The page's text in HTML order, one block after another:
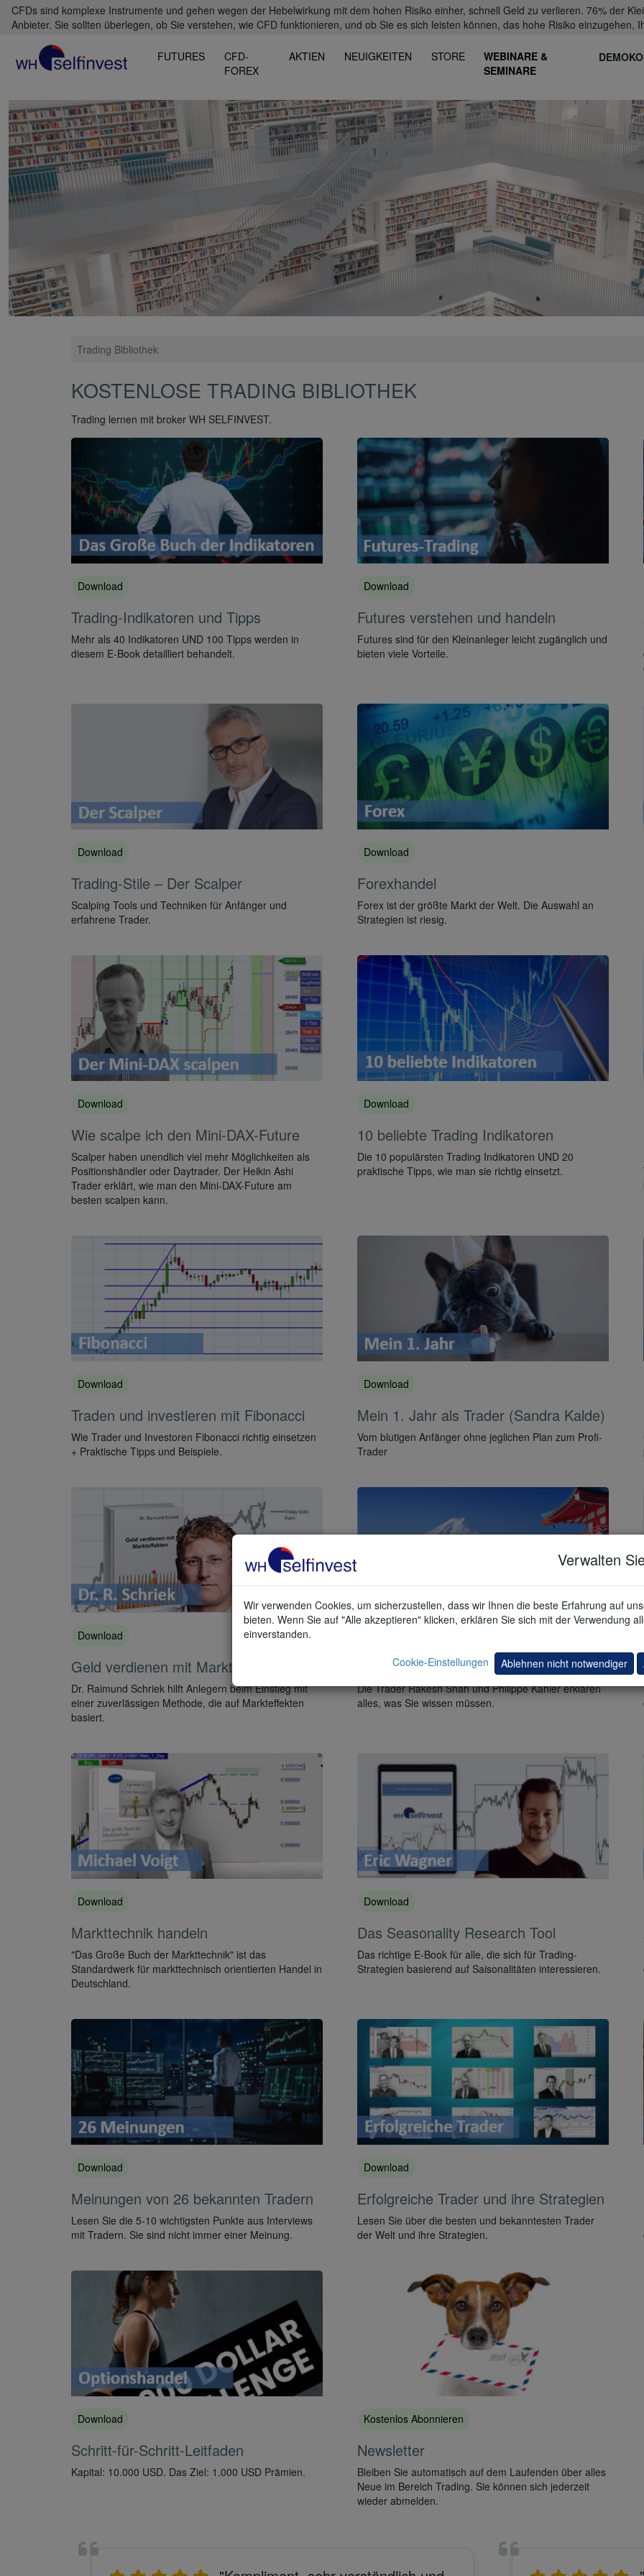
CFDs sind komplexe Instrumente und gehen wegen der Hebelwirkung mit dem hohen Risiko einher, schnell Geld zu verlieren. 76% der
Anbieter. Sie sollten überlegen, ob Sie verstehen, wie CFD funktionieren, und ob Sie es sich leisten können, das hohe Risiko einzugehen,
FUTURES
CFD-
FOREX
AKTIEN NEUIGKEITEN STORE
WEBINARE &
SEMINARE
Trading Bibliothek
KOSTENLOSE TRADING BIBLIOTHEK
Trading lernen mit broker WH SELFINVEST.
Download
Trading-Indikatoren und Tipps
Mehr als 40 Indikatoren UND 100 Tipps werden in
diesem E-Book detailliert behandelt.
Download
Futures verstehen und handeln
Futures sind für den Kleinanleger leicht zugänglich und
bieten viele Vorteile.
Download
Trading-Stile – Der Scalper
Scalping Tools und Techniken für Anfänger und
erfahrene Trader.
Download
Forexhandel
Forex ist der größte Markt der Welt. Die Auswahl an
Strategien ist riesig.
Download
Wie scalpe ich den Mini-DAX-Future
Scalper haben unendlich viel mehr Möglichkeiten als
Positionshändler oder Daytrader. Der Heikin Ashi
Trader erklärt, wie man den Mini-DAX-Future am
besten scalpen kann.
Download
10 beliebte Trading Indikatoren
Die 10 populärsten Trading Indikatoren UND 20
praktische Tipps, wie man sie richtig einsetzt.
Download
Traden und investieren mit Fibonacci
Wie Trader und Investoren Fibonacci richtig einsetzen
+ Praktische Tipps und Beispiele.
Download
Mein 1. Jahr als Trader (Sandra Kalde)
Vom blutigen Anfänger ohne jeglichen Plan zum Profi-
Trader
Download
Geld verdienen mit Markteffekten
Dr. Raimund Schriek hilft Anlegern beim Einstieg mit
einer zuverlässigen Methode, die auf Markteffekten
basiert.
Ichimoku entdecken
Die Trader Rakesh Shah und Philippe Kahler erklären
alles, was Sie wissen müssen.
Download
Markttechnik handeln
"Das Große Buch der Markttechnik" ist das
Standardwerk für markttechnisch orientierten Handel in
Deutschland.
Download
Das Seasonality Research Tool
Das richtige E-Book für alle, die sich für Trading-
Strategien basierend auf Saisonalitäten interessieren.
Download
Meinungen von 26 bekannten Tradern
Lesen Sie die 5-10 wichtigsten Punkte aus Interviews
mit Tradern. Sie sind nicht immer einer Meinung.
Download
Erfolgreiche Trader und ihre Strategien
Lesen Sie über die besten und bekanntesten Trader
der Welt und ihre Strategien.
Download
Schritt-für-Schritt-Leitfaden
Kapital: 10.000 USD. Das Ziel: 1.000 USD Prämien.
Kostenlos Abonnieren
Newsletter
Bleiben Sie automatisch auf dem Laufenden über alles
Neue im Bereich Trading. Sie können sich jederzeit
wieder abmelden.
Verwalten
Wir verwenden Cookies, um sicherzustellen, dass wir Ihnen die beste Erfahrung auf
bieten. Wenn Sie auf "Alle akzeptieren" klicken, erklären Sie sich mit der Verwendung
einverstanden.
Cookie-Einstellungen
Ablehnen nicht notwendiger